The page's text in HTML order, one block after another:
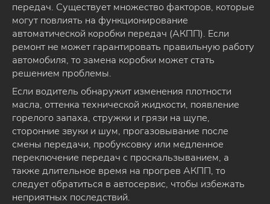
передач. Существует множество факторов, которые
могут повлиять на функционирование
автоматической коробки передач (АКПП). Если
ремонт не может гарантировать правильную работу
автомобиля, то замена коробки может стать
решением проблемы.
Если водитель обнаружит изменения плотности
масла, оттенка технической жидкости, появление
горелого запаха, стружки и грязи на щупе,
сторонние звуки и шум, прогазовывание после
смены передачи, пробуксовку или медленное
переключение передач с проскальзыванием, а
также длительное время на прогрев АКПП, то
следует обратиться в автосервис, чтобы избежать
неприятных последствий.